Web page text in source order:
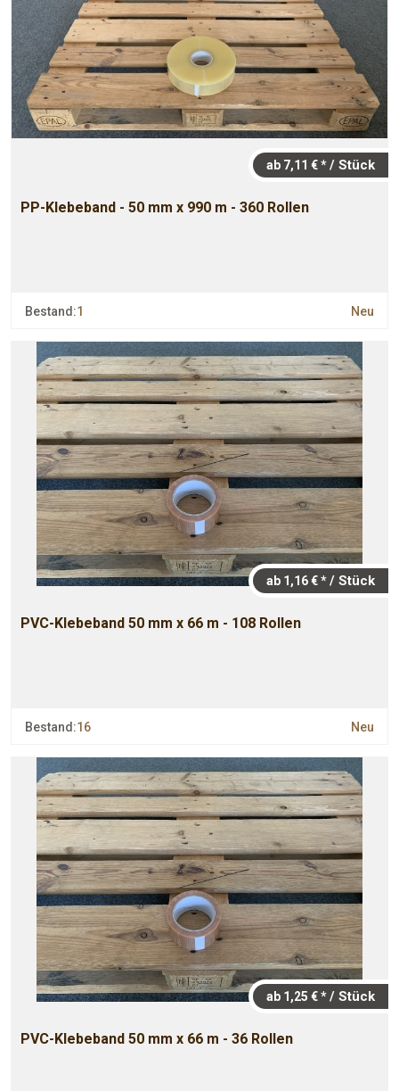
ab 7,11 € */ Stück
PP-Klebeband - 50 mm x 990 m - 360 Rollen
Bestand:1 Neu
ab 1,16 € */ Stück
PVC-Klebeband 50 mm x 66 m - 108 Rollen
Bestand:16 Neu
ab 1,25 € */ Stück
PVC-Klebeband 50 mm x 66 m - 36 Rollen